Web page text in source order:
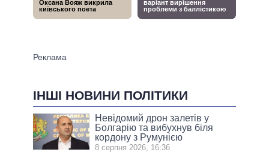
ІНШІ НОВИНИ ПОЛІТИКИ
Невідомий дрон залетів у
Болгарію та вибухнув біля
кордону з Румунією
8 серпня 2026, 16:36